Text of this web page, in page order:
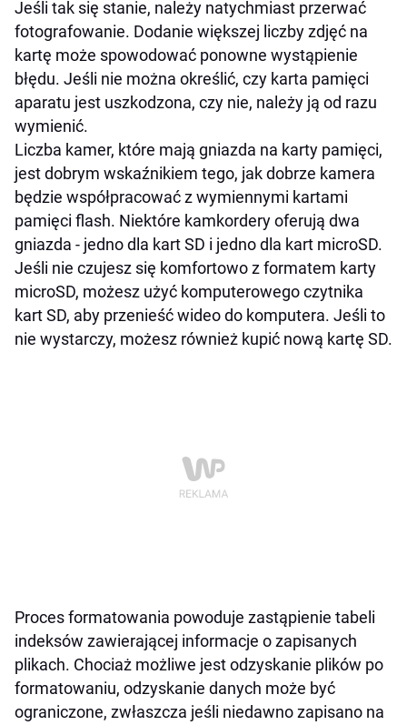
Jeśli tak się stanie, należy natychmiast przerwać
fotografowanie. Dodanie większej liczby zdjęć na
kartę może spowodować ponowne wystąpienie
błędu. Jeśli nie można określić, czy karta pamięci
aparatu jest uszkodzona, czy nie, należy ją od razu
wymienić.
Liczba kamer, które mają gniazda na karty pamięci,
jest dobrym wskaźnikiem tego, jak dobrze kamera
będzie współpracować z wymiennymi kartami
pamięci flash. Niektóre kamkordery oferują dwa
gniazda - jedno dla kart SD i jedno dla kart microSD.
Jeśli nie czujesz się komfortowo z formatem karty
microSD, możesz użyć komputerowego czytnika
kart SD, aby przenieść wideo do komputera. Jeśli to
nie wystarczy, możesz również kupić nową kartę SD.
Proces formatowania powoduje zastąpienie tabeli
indeksów zawierającej informacje o zapisanych
plikach. Chociaż możliwe jest odzyskanie plików po
formatowaniu, odzyskanie danych może być
ograniczone, zwłaszcza jeśli niedawno zapisano na